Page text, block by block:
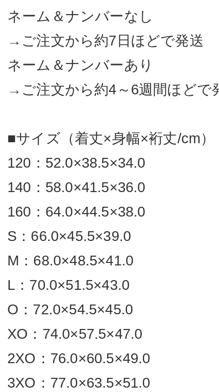
ネーム＆ナンバーなし
→ご注文から約7日ほどで発送
ネーム＆ナンバーあり
→ご注文から約4～6週間ほどで
■サイズ（着丈×身幅×裄丈/cm）
120：52.0×38.5×34.0
140：58.0×41.5×36.0
160：64.0×44.5×38.0
S：66.0×45.5×39.0
M：68.0×48.5×41.0
L：70.0×51.5×43.0
O：72.0×54.5×45.0
XO：74.0×57.5×47.0
2XO：76.0×60.5×49.0
3XO：77.0×63.5×51.0